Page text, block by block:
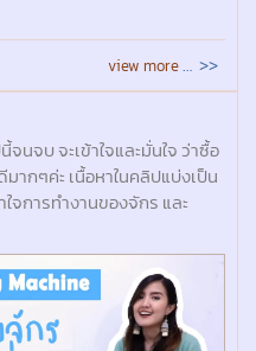
view more… >>
จบ จะเข้าใจและมั่นใจ ว่าซื้อ
ากๆค่ะ เนื้อหาในคลิปแบ่งเป็น
ใจการทำงานของจักร และ